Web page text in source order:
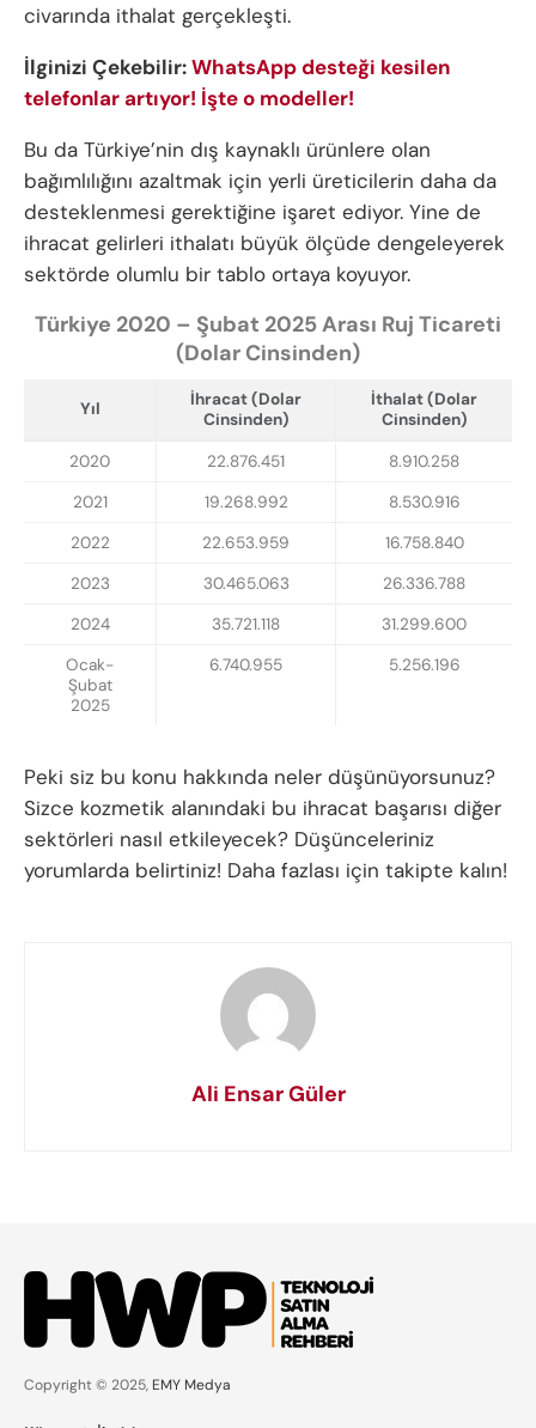
civarında ithalat gerçekleşti.
İlginizi Çekebilir:WhatsApp desteği kesilen
telefonlar artıyor! İşte o modeller!
Bu da Türkiye’nin dış kaynaklı ürünlere olan
bağımlılığını azaltmak için yerli üreticilerin daha da
desteklenmesi gerektiğine işaret ediyor. Yine de
ihracat gelirleri ithalatı büyük ölçüde dengeleyerek
sektörde olumlu bir tablo ortaya koyuyor.
Türkiye 2020 – Şubat 2025 Arası Ruj Ticareti
(Dolar Cinsinden)
Yıl
İhracat (Dolar
Cinsinden)
İthalat (Dolar
Cinsinden)
2020 22.876.451
8.910.258
2021
19.268.992
8.530.916
2022
22.653.959
16.758.840
2023
30.465.063
26.336.788
2024
35.721.118
31.299.600
Ocak-
Şubat
2025
6.740.955 5.256.196
Peki siz bu konu hakkında neler düşünüyorsunuz?
Sizce kozmetik alanındaki bu ihracat başarısı diğer
sektörleri nasıl etkileyecek? Düşünceleriniz
yorumlarda belirtiniz! Daha fazlası için takipte kalın!
Ali Ensar Güler
Copyright © 2025, EMY Medya